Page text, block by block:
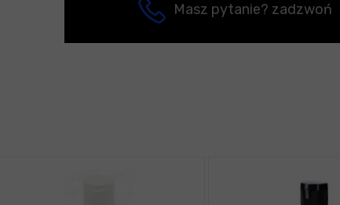
Masz pytanie? zadzwoń